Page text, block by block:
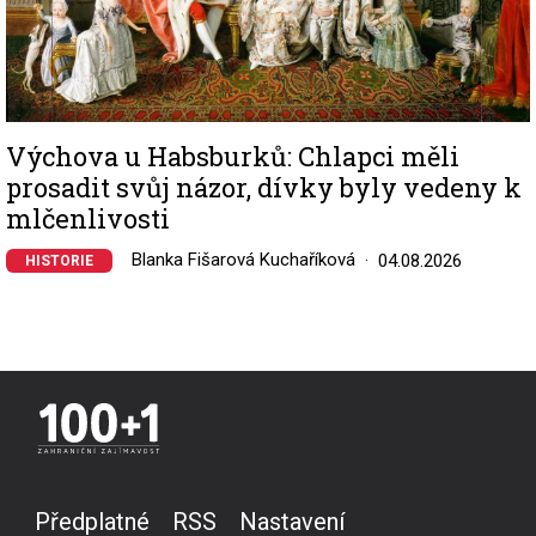
Výchova u Habsburků: Chlapci měli
prosadit svůj názor, dívky byly vedeny k
mlčenlivosti
HISTORIE Blanka Fišarová Kuchaříková 04.08.2026
Předplatné RSS Nastavení